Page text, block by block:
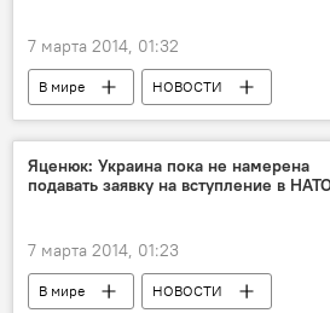
7 марта 2014, 01:32
В мире НОВОСТИ
Яценюк: Украина пока не намерена
подавать заявку на вступление в
7 марта 2014, 01:23
В мире НОВОСТИ